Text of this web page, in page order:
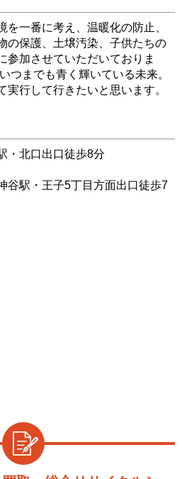
一番に考え、温暖化の防止、
の保護、土壌汚染、子供たちの
参加させていただいておりま
つまでも青く輝いている未来。
実行して行きたいと思います。
・北口出口徒歩8分
谷駅・王子5丁目方面出口徒歩7